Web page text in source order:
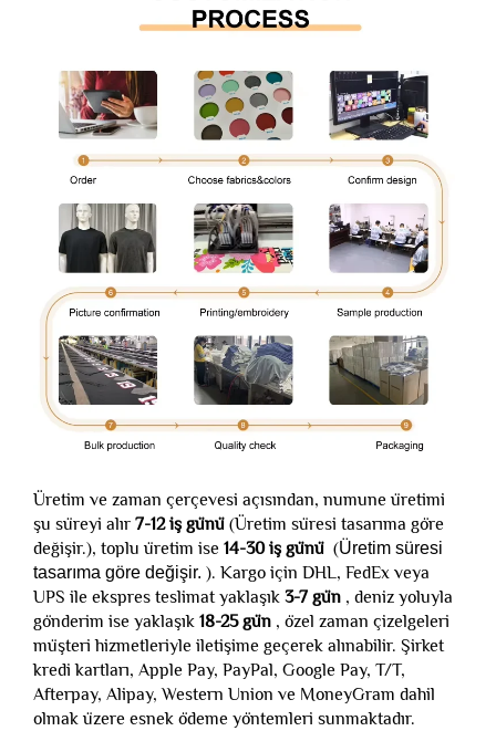
Üretim ve zaman çerçevesi açısından, numune üretimi
şu süreyi alır 7-12 iş günü (Üretim süresi tasarıma göre
değişir.), toplu üretim ise 14-30 iş günü (Üretim süresi
tasarıma göre değişir. ). Kargo için DHL, FedEx veya
UPS ile ekspres teslimat yaklaşık 3-7 gün , deniz yoluyla
gönderim ise yaklaşık 18-25 gün , özel zaman çizelgeleri
müşteri hizmetleriyle iletişime geçerek alınabilir. Şirket
kredi kartları, Apple Pay, PayPal, Google Pay, T/T,
Afterpay, Alipay, Western Union ve MoneyGram dahil
olmak üzere esnek ödeme yöntemleri sunmaktadır.